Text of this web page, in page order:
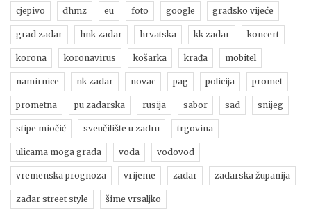
cjepivo dhmz eu foto google gradsko vijeće
grad zadar hnk zadar hrvatska kk zadar koncert
korona koronavirus košarka krađa mobitel
namirnice nk zadar novac pag policija promet
prometna pu zadarska rusija sabor sad snijeg
stipe miočić sveučilište u zadru trgovina
ulicama moga grada voda vodovod
vremenska prognoza vrijeme zadar zadarska županija
zadar street style šime vrsaljko